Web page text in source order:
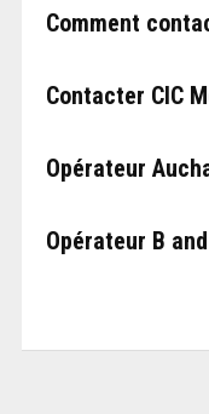
Comment
Contacter CIC
Opérateur
Opérateur B